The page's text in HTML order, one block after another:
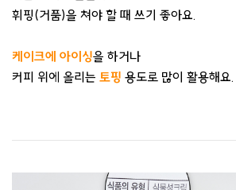
휘핑(거품)을 쳐야 할 때 쓰기 좋아요.
케이크에 아이싱을 하거나
커피 위에 올리는 토핑 용도로 많이 활용해요.